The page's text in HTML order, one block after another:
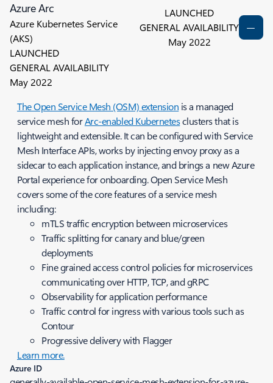
Azure Arc
Azure Kubernetes Service
(AKS)
LAUNCHED
GENERAL AVAILABILITY
May 2022
LAUNCHED
GENERAL AVAILABILITY
May 2022
The Open Service Mesh (OSM) extension is a managed
service mesh forArc-enabled Kubernetesclusters that is
lightweight and extensible. It can be configured with Service
Mesh Interface APIs, works by injecting envoy proxy as a
sidecar to each application instance, and brings a new Azure
Portal experience for onboarding. Open Service Mesh
covers some of the core features of a service mesh
including:
mTLS traffic encryption between microservices
Traffic splitting for canary and blue/green
deployments
Fine grained access control policies for microservices
communicating over HTTP, TCP, and gRPC
Observability for application performance
Traffic control for ingress with various tools such as
Contour
Progressive delivery with Flagger
Learn more.
Azure ID